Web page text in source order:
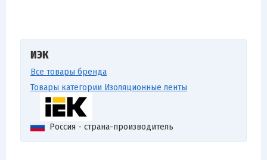
ИЭК
Все товары бренда
Товары категории Изоляционные ленты
Россия - страна-производитель